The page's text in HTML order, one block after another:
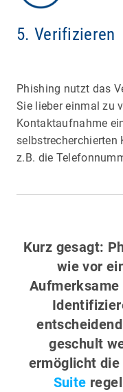
5. Verifizieren
Phishing nutzt das
Sie lieber einmal zu
Kontaktaufnahme
selbstrecherchierten
z.B. die
Kurz gesagt:
wie vor
geschult
ermöglicht die
Suite